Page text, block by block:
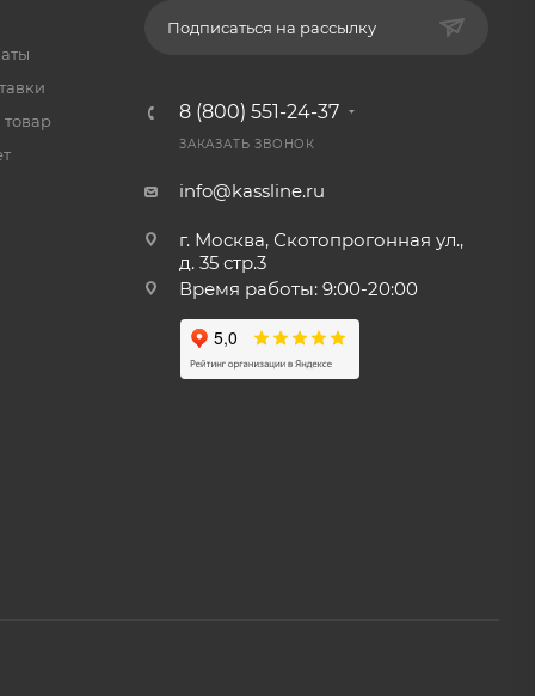
Подписаться на рассылку
8 (800) 551-24-37
ЗАКАЗАТЬ ЗВОНОК
info@kassline.ru
г. Москва, Скотопрогонная ул.,
д. 35 стр.3
Время работы: 9:00-20:00